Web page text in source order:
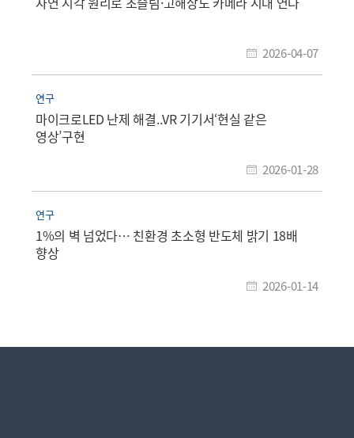
2026-04-07
연구
마이크로LED 난제 해결..VR 기기서‘현실 같은
영상’구현
2026-01-28
연구
1%의 벽 넘었다… 친환경 초소형 반도체 밝기 18배
향상
2026-01-14